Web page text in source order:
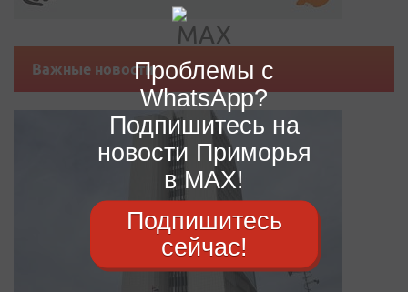
Важные новостиПроблемы с
WhatsApp?
Подпишитесь на
новости Приморья
в MAX!
Подпишитесь
сейчас!